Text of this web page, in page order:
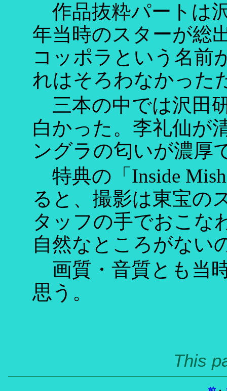
作品抜粋パートは
年当時のスターが総
コッポラという名前
れはそろわなかった
三本の中では沢田
白かった。李礼仙が
ングラの匂いが濃厚
特典の「Inside
ると、撮影は東宝の
タッフの手でおこな
自然なところがない
画質・音質とも当
思う。
This